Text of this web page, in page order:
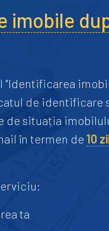
imobile
"Identificarea
de identificare
situația
în termen de 10
ta